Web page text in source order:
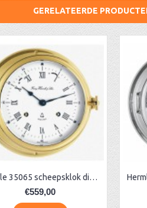
GERELATEERDE
Hermle 35065 scheepsklok die glazen slaat
€559,00